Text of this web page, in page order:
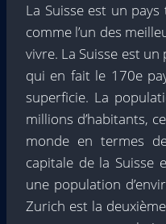
La Suisse est un
comme l’un des
vivre. La Suisse est
qui en fait le 170e
superficie. La
millions d’habitants,
monde en termes
capitale de la Suisse
une population
Zurich est la